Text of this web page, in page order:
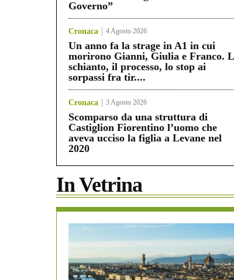
Governo”
Cronaca 4 Agosto 2026
Un anno fa la strage in A1 in cui
morirono Gianni, Giulia e Franco.
schianto, il processo, lo stop ai
sorpassi fra tir....
Cronaca 3 Agosto 2026
Scomparso da una struttura di
Castiglion Fiorentino l’uomo che
aveva ucciso la figlia a Levane nel
2020
In Vetrina